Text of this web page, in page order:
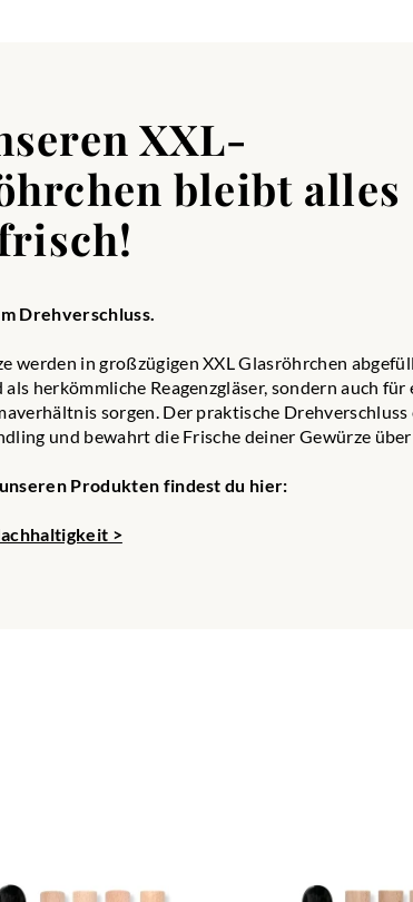
XXL-
bleibt alles
Drehverschluss.
werden in großzügigen XXL Glasröhrchen
herkömmliche Reagenzgläser, sondern auch für
sorgen. Der praktische
und bewahrt die Frische deiner Gewürze über
Produkten findest du hier:
>